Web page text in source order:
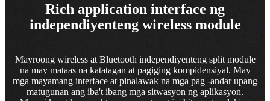
Rich application interface ng
independiyenteng wireless module
Mayroong wireless at Bluetooth independiyenteng split module
na may mataas na katatagan at pagiging kompidensiyal. May
mga mayamang interface at pinalawak na mga pag -andar upang
matugunan ang iba't ibang mga sitwasyon ng aplikasyon.